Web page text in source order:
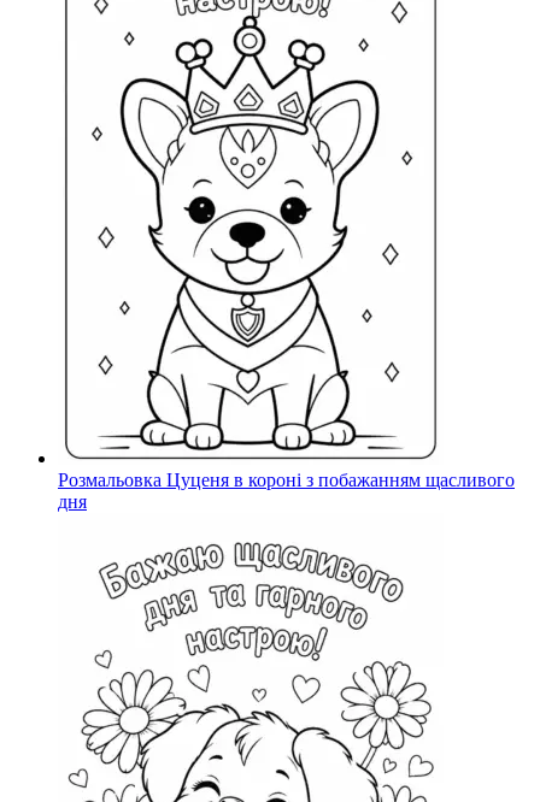
Розмальовка Цуценя в короні з побажанням щасливого
дня